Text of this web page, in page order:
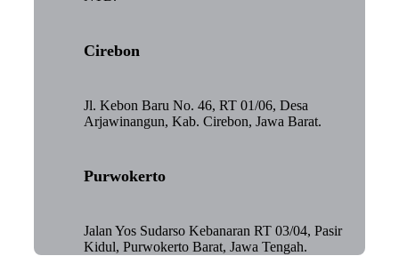
Cirebon
Jl. Kebon Baru No. 46, RT 01/06, Desa
Arjawinangun, Kab. Cirebon, Jawa Barat.
Purwokerto
Jalan Yos Sudarso Kebanaran RT 03/04, Pasir
Kidul, Purwokerto Barat, Jawa Tengah.